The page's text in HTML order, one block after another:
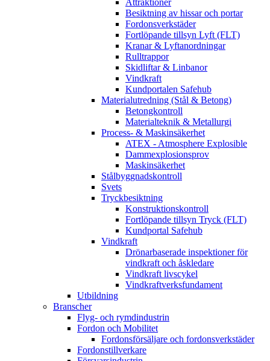
Attraktioner
Besiktning av hissar och portar
Fordonsverkstäder
Fortlöpande tillsyn Lyft (FLT)
Kranar & Lyftanordningar
Rulltrappor
Skidliftar & Linbanor
Vindkraft
Kundportalen Safehub
Materialutredning (Stål & Betong)
Betongkontroll
Materialteknik & Metallurgi
Process- & Maskinsäkerhet
ATEX - Atmosphere Explosible
Dammexplosionsprov
Maskinsäkerhet
Stålbyggnadskontroll
Svets
Tryckbesiktning
Konstruktionskontroll
Fortlöpande tillsyn Tryck (FLT)
Kundportal Safehub
Vindkraft
Drönarbaserade inspektioner för
vindkraft och åskledare
Vindkraft livscykel
Vindkraftverksfundament
Utbildning
Branscher
Flyg- och rymdindustrin
Fordon och Mobilitet
Fordonsförsäljare och fordonsverkstäder
Fordonstillverkare